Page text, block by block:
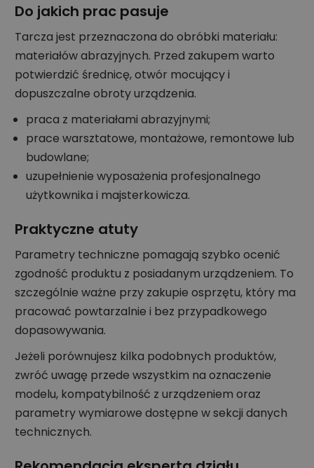
Do jakich prac pasuje
Tarcza jest przeznaczona do obróbki materiału:
materiałów abrazyjnych. Przed zakupem warto
potwierdzić średnicę, otwór mocujący i
dopuszczalne obroty urządzenia.
praca z materiałami abrazyjnymi;
prace warsztatowe, montażowe, remontowe lub
budowlane;
uzupełnienie wyposażenia profesjonalnego
użytkownika i majsterkowicza.
Praktyczne atuty
Parametry techniczne pomagają szybko ocenić
zgodność produktu z posiadanym urządzeniem. To
szczególnie ważne przy zakupie osprzętu, który ma
pracować powtarzalnie i bez przypadkowego
dopasowywania.
Jeżeli porównujesz kilka podobnych produktów,
zwróć uwagę przede wszystkim na oznaczenie
modelu, kompatybilność z urządzeniem oraz
parametry wymiarowe dostępne w sekcji danych
technicznych.